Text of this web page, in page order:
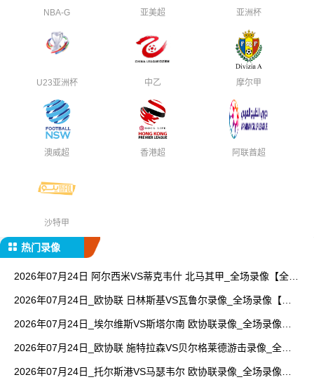
NBA-G 亚美超 亚洲杯
U23亚洲杯 中乙 摩尔甲
澳威超 香港超 阿联酋超
沙特甲
热门录像
2026年07月24日 阿尔西米VS蒂克韦什 北马其甲_全场录像【全场
2026年07月24日_欧协联 日林斯基VS瓦鲁尔录像_全场录像【全
2026年07月24日_埃尔维斯VS斯塔尔南 欧协联录像_全场录像
2026年07月24日_欧协联 施特拉森VS贝尔格莱德游击录像_全场
2026年07月24日_托尔斯港VS马瑟韦尔 欧协联录像_全场录像